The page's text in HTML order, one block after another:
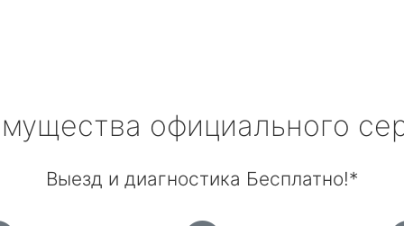
официального
Выезд и диагностика Бесплатно!*